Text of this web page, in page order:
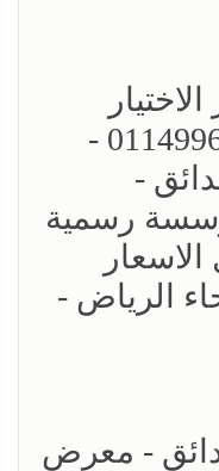
الاول - الرياض - 0114996351 -
-
رسمية
الرياض -
- معرض